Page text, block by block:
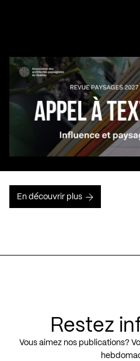
En découvrir plus
Restez
Vous aimez nos publications?